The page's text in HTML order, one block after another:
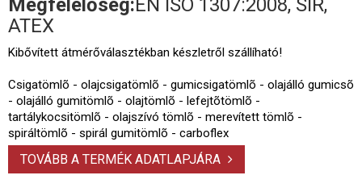
Megfelelőség:EN ISO 1307:2008, SIR,
ATEX
Kibővített átmérőválasztékban készletről szállíható!
Csigatömlõ - olajcsigatömlõ - gumicsigatömlõ - olajálló gumicsõ
- olajálló gumitömlõ - olajtömlõ - lefejtõtömlõ -
tartálykocsitömlõ - olajszívó tömlõ - merevített tömlõ -
spiráltömlõ - spirál gumitömlõ - carboflex
TOVÁBB A TERMÉK ADATLAPJÁRA